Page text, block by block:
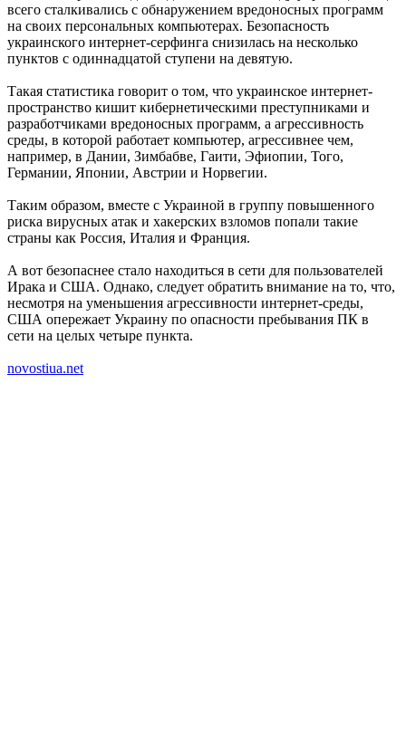
всего сталкивались с обнаружением вредоносных программ
на своих персональных компьютерах. Безопасность
украинского интернет-серфинга снизилась на несколько
пунктов с одиннадцатой ступени на девятую.
Такая статистика говорит о том, что украинское интернет-
пространство кишит кибернетическими преступниками и
разработчиками вредоносных программ, а агрессивность
среды, в которой работает компьютер, агрессивнее чем,
например, в Дании, Зимбабве, Гаити, Эфиопии, Того,
Германии, Японии, Австрии и Норвегии.
Таким образом, вместе с Украиной в группу повышенного
риска вирусных атак и хакерских взломов попали такие
страны как Россия, Италия и Франция.
А вот безопаснее стало находиться в сети для пользователей
Ирака и США. Однако, следует обратить внимание на то, что,
несмотря на уменьшения агрессивности интернет-среды,
США опережает Украину по опасности пребывания ПК в
сети на целых четыре пункта.
novostiua.net